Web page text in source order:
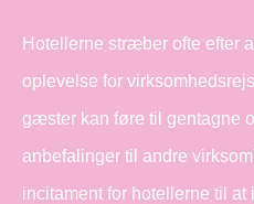
Hotellerne stræber ofte efter
oplevelse for
gæster kan føre til gentagne
anbefalinger til andre
incitament for hotellerne til